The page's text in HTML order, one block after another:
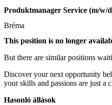
Produktmanager Service (m/w/
Bréma
This position is no longer
But there are similar positions
Discover your next opportunity
your skills and passions are just a
Hasonló állások